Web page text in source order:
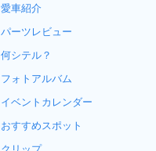
愛車紹介
パーツレビュー
何シテル？
フォトアルバム
イベントカレンダー
おすすめスポット